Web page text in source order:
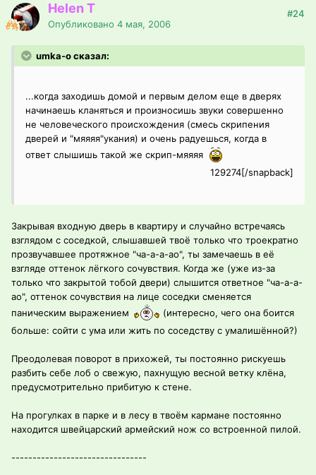
Helen T
Опубликовано 4 мая, 2006
#24
umka-o сказал:
...когда заходишь домой и первым делом еще в дверях
начинаешь кланяться и произносишь звуки совершенно
не человеческого происхождения (смесь скрипения
дверей и "мяяяя"укания) и очень радуешься, когда в
ответ слышишь такой же скрип-мяяяя
129274[/snapback]
Закрывая входную дверь в квартиру и случайно встречаясь
взглядом с соседкой, слышавшей твоё только что троекратно
прозвучавшее протяжное "ча-а-а-ао", ты замечаешь в её
взгляде оттенок лёгкого сочувствия. Когда же (уже из-за
только что закрытой тобой двери) слышится ответное "ча-а-а-
ао", оттенок сочувствия на лице соседки сменяется
паническим выражением
(интересно, чего она боится
больше: сойти с ума или жить по соседству с умалишённой?)
Преодолевая поворот в прихожей, ты постоянно рискуешь
разбить себе лоб о свежую, пахнущую весной ветку клёна,
предусмотрительно прибитую к стене.
На прогулках в парке и в лесу в твоём кармане постоянно
находится швейцарский армейский нож со встроенной пилой.
--------------------------------